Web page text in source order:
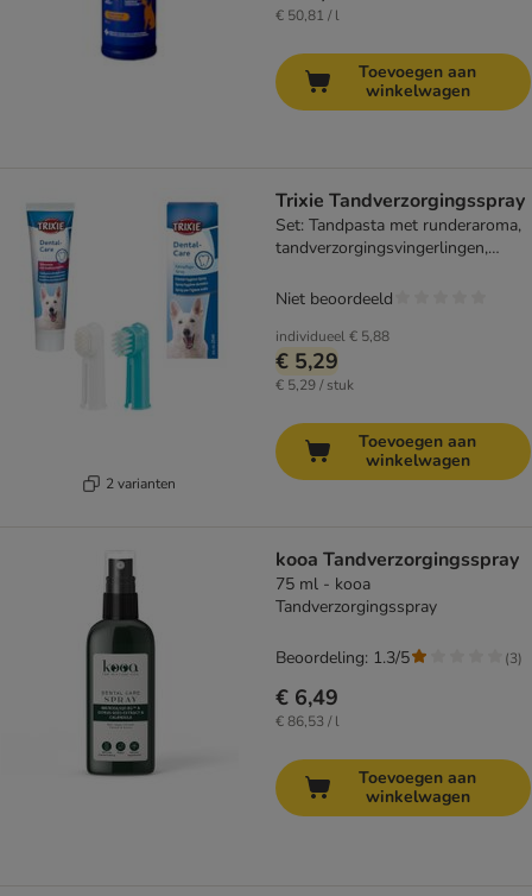
€ 50,81 / l
Toevoegen aan
winkelwagen
2 varianten
Trixie Tandverzorgingsspray
Set: Tandpasta met runderaroma,
tandverzorgingsvingerlingen,
individueel€ 5,88
€ 5,29
€ 5,29 / stuk
Niet beoordeeld
Toevoegen aan
winkelwagen
kooa Tandverzorgingsspray
75 ml - kooa
Tandverzorgingsspray
€ 6,49
€ 86,53 / l
Beoordeling: 1.3/5 (3)
Toevoegen aan
winkelwagen